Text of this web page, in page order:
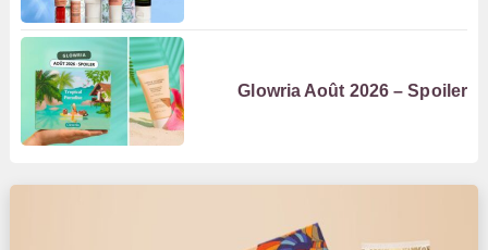
Glowria Août 2026 – Spoiler